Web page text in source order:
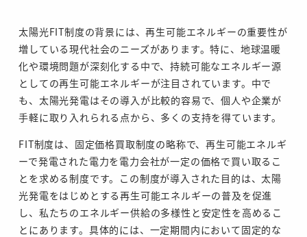
太陽光FIT制度の背景には、再生可能エネルギーの重要性が
増している現代社会のニーズがあります。特に、地球温暖
化や環境問題が深刻化する中で、持続可能なエネルギー源
としての再生可能エネルギーが注目されています。中で
も、太陽光発電はその導入が比較的容易で、個人や企業が
手軽に取り入れられる点から、多くの支持を得ています。
FIT制度は、固定価格買取制度の略称で、再生可能エネルギ
ーで発電された電力を電力会社が一定の価格で買い取るこ
とを求める制度です。この制度が導入された目的は、太陽
光発電をはじめとする再生可能エネルギーの普及を促進
し、私たちのエネルギー供給の多様性と安定性を高めるこ
とにあります。具体的には、一定期間内において固定的な